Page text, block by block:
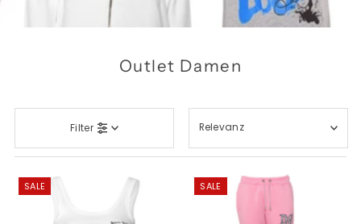
Outlet Damen
Filter
Ausgewählt
Am relevantesten
meistverkauft
SALE SALE